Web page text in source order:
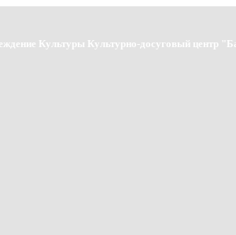
Культуры Культурно-досуговый центр